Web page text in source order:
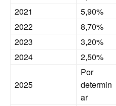
2021
5,90%
2022
8,70%
2023
3,20%
2024
2,50%
2025
Por
determin
ar